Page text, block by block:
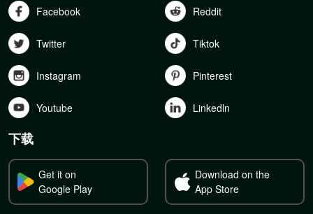
Facebook Reddit
Twitter Tiktok
Instagram Pinterest
Youtube Linkedln
下载
Get it on
Google Play
Download on the
App Store